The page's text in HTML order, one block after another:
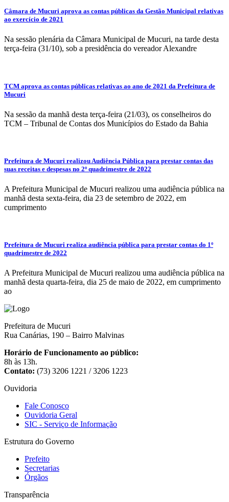
Câmara de Mucuri aprova as contas públicas da Gestão Municipal relativas
ao exercício de 2021
Na sessão plenária da Câmara Municipal de Mucuri, na tarde desta
terça-feira (31/10), sob a presidência do vereador Alexandre
TCM aprova as contas públicas relativas ao ano de 2021 da Prefeitura de
Mucuri
Na sessão da manhã desta terça-feira (21/03), os conselheiros do
TCM – Tribunal de Contas dos Municípios do Estado da Bahia
Prefeitura de Mucuri realizou Audiência Pública para prestar contas das
suas receitas e despesas no 2º quadrimestre de 2022
A Prefeitura Municipal de Mucuri realizou uma audiência pública na
manhã desta sexta-feira, dia 23 de setembro de 2022, em
cumprimento
Prefeitura de Mucuri realiza audiência pública para prestar contas do 1º
quadrimestre de 2022
A Prefeitura Municipal de Mucuri realizou uma audiência pública na
manhã desta quarta-feira, dia 25 de maio de 2022, em cumprimento
ao
Prefeitura de Mucuri
Rua Canárias, 190 – Bairro Malvinas
Horário de Funcionamento ao público:
8h às 13h.
Contato: (73) 3206 1221 / 3206 1223
Ouvidoria
Fale Conosco
Ouvidoria Geral
SIC - Serviço de Informação
Estrutura do Governo
Prefeito
Secretarias
Órgãos
Transparência